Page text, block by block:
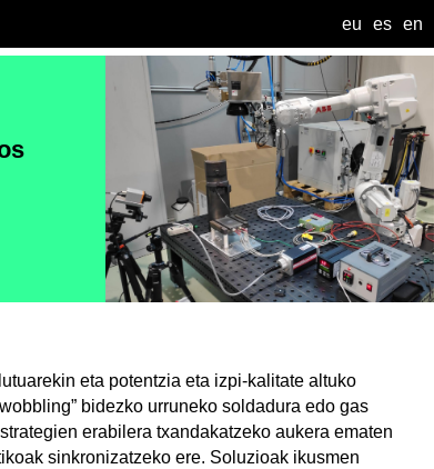
eu es en
eta potentzia eta izpi-kalitate altuko
bidezko urruneko soldadura edo gas
erabilera txandakatzeko aukera ematen
sinkronizatzeko ere. Soluzioak ikusmen